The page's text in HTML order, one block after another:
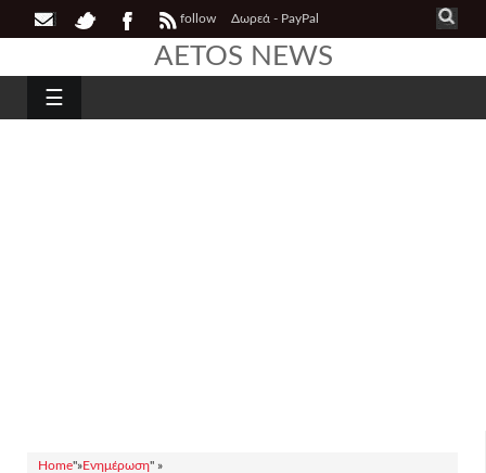
follow Δωρεά - PayPal
AETOS NEWS
☰
Home"»Ενημέρωση" »